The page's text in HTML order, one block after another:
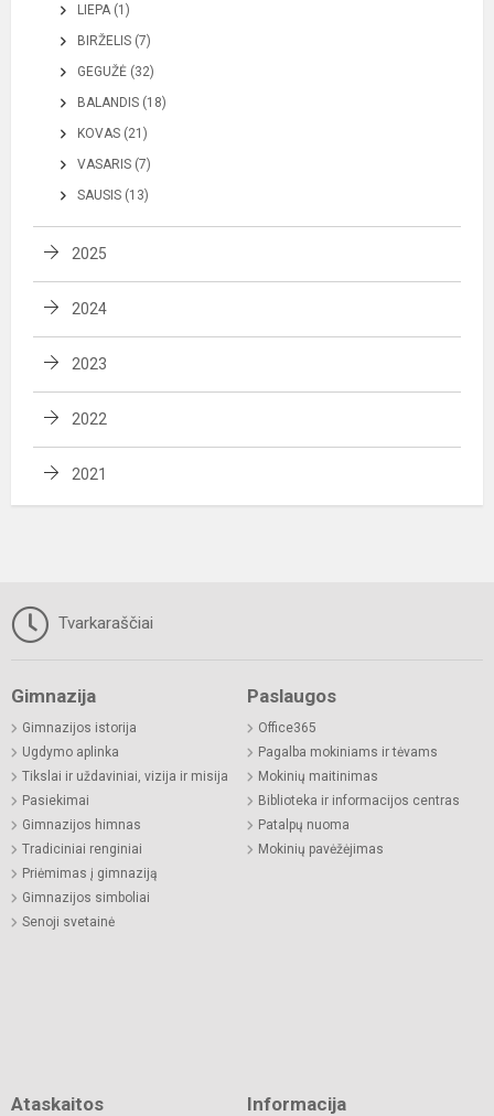
LIEPA (1)
BIRŽELIS (7)
GEGUŽĖ (32)
BALANDIS (18)
KOVAS (21)
VASARIS (7)
SAUSIS (13)
2025
2024
2023
2022
2021
Tvarkaraščiai
Gimnazija
Gimnazijos istorija
Ugdymo aplinka
Tikslai ir uždaviniai, vizija ir misija
Pasiekimai
Gimnazijos himnas
Tradiciniai renginiai
Priėmimas į gimnaziją
Gimnazijos simboliai
Senoji svetainė
Paslaugos
Office365
Pagalba mokiniams ir tėvams
Mokinių maitinimas
Biblioteka ir informacijos centras
Patalpų nuoma
Mokinių pavėžėjimas
Ataskaitos Informacija